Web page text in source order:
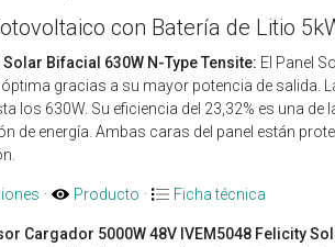
con Batería de Litio
Solar Bifacial 630W N-Type Tensite: El Panel
gracias a su mayor potencia de salida.
los 630W. Su eficiencia del 23,32% es una
de energía. Ambas caras del panel están
· Producto · Ficha técnica
Cargador 5000W 48V IVEM5048 Felicity